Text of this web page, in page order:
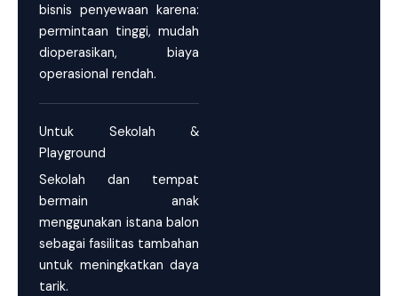
bisnis penyewaan karena:
permintaan tinggi, mudah
dioperasikan, biaya
operasional rendah.
Untuk Sekolah &
Playground
Sekolah dan tempat
bermain anak
menggunakan istana balon
sebagai fasilitas tambahan
untuk meningkatkan daya
tarik.